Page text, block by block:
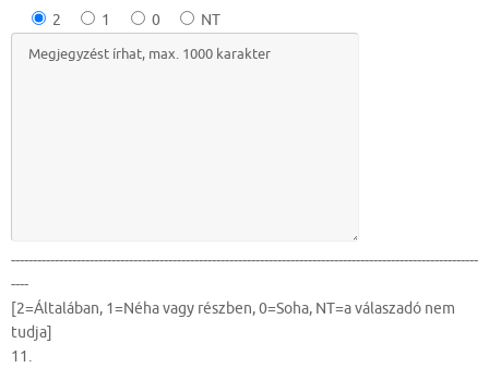
2
1 0 NT
-----------------------------------------------------------------------------------------------------------
----
[2=Általában, 1=Néha vagy részben, 0=Soha, NT=a válaszadó nem
tudja]
11.